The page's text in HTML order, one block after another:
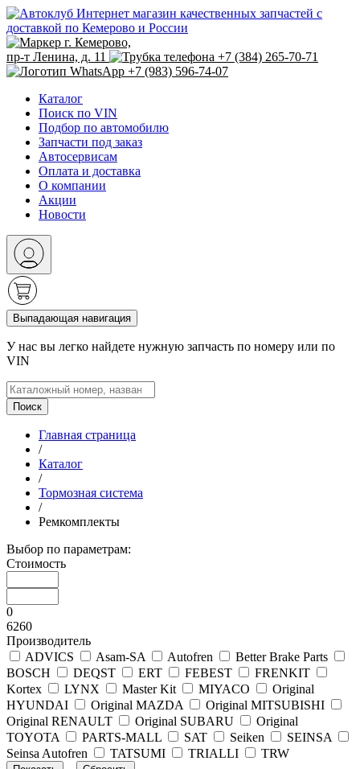
Интернет магазин качественных запчастей с
доставкой по Кемерово и России
г. Кемерово,
пр-т Ленина, д. 11
+7 (384) 265-70-71
+7 (983) 596-74-07
Каталог
Поиск по VIN
Подбор по автомобилю
Запчасти под заказ
Автосервисам
Оплата и доставка
О компании
Акции
Новости
Выпадающая навигация
У нас вы легко найдете нужную запчасть по номеру или по
VIN
Поиск
Главная страница
/
Каталог
/
Тормозная система
/
Ремкомплекты
Выбор по параметрам:
Стоимость
0
6260
Производитель
ADVICS
Asam-SA Autofren
Better Brake Parts
BOSCH
DEQST ERT FEBEST
FRENKIT
Kortex
LYNX Master Kit MIYACO
Original
HYUNDAI
Original MAZDA
Original MITSUBISHI
Original RENAULT
Original SUBARU
Original
TOYOTA
PARTS-MALL SAT Seiken
SEINSA
Seinsa Autofren
TATSUMI TRIALLI TRW